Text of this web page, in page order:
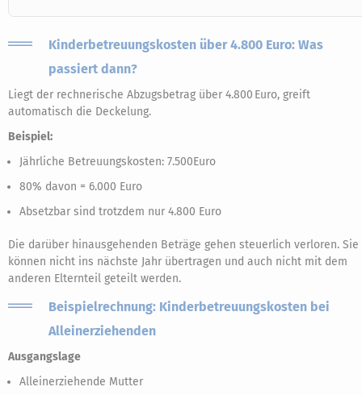
Kinderbetreuungskosten über 4.800 Euro: Was
passiert dann?
Liegt der rechnerische Abzugsbetrag über 4.800 Euro, greift
automatisch die Deckelung.
Beispiel:
Jährliche Betreuungskosten: 7.500Euro
80% davon = 6.000 Euro
Absetzbar sind trotzdem nur 4.800 Euro
Die darüber hinausgehenden Beträge gehen steuerlich verloren. Sie
können nicht ins nächste Jahr übertragen und auch nicht mit dem
anderen Elternteil geteilt werden.
Beispielrechnung: Kinderbetreuungskosten bei
Alleinerziehenden
Ausgangslage
Alleinerziehende Mutter